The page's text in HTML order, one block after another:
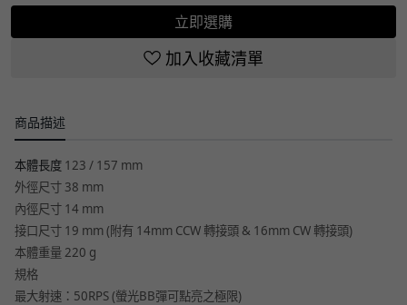
立即選購
加入收藏清單
商品描述
本體長度 123 / 157 mm
外徑尺寸 38 mm
內徑尺寸 14 mm
接口尺寸 19 mm (附有 14mm CCW 轉接頭 & 16mm CW 轉接頭)
本體重量 220 g
規格
最大射速：50RPS (螢光BB彈可點亮之極限)